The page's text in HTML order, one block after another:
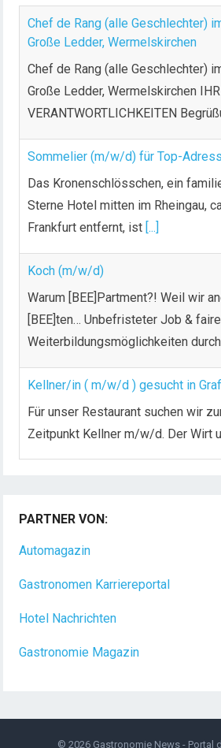
Chef de Rang (alle Geschlechter)
Große Ledder, Wermelskirchen
Chef de Rang (alle Geschlechter)
Große Ledder, Wermelskirchen
VERANTWORTLICHKEITEN
Sommelier (m/w/d) für Top-
Das Kronenschlösschen, ein
Sterne Hotel mitten im Rheingau,
Frankfurt entfernt, ist [...]
Koch (m/w/d)
Warum [BEE]Partment?! Weil wir
[BEE]ten… Unbefristeter Job &
Weiterbildungsmöglichkeiten durch
Kellner/in ( m/w/d ) gesucht in
Für unser Restaurant suchen wir
Zeitpunkt Kellner m/w/d. Der Wirt
Dein Arbeitsplatz mit
(m/w/d) Du bist Gastgeber aus
PARTNER VON:
Automagazin
Gastronomen Karriereportal
Hotel Nachrichten
Gastronomie Magazin
© 2026 Gastronomie News - Portal